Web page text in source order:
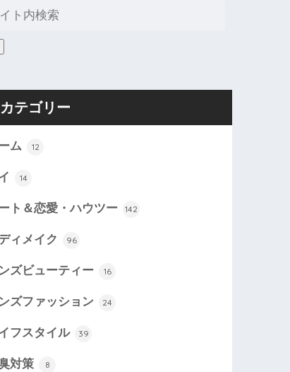
カテゴリー
ム 12
14
ト＆恋愛・ハウツー 142
ィメイク 96
ズビューティー 16
ズファッション 24
フスタイル 39
対策 8